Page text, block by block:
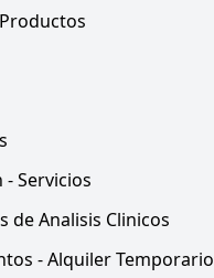
Servicios
de Analisis Clinicos
- Alquiler Temporario